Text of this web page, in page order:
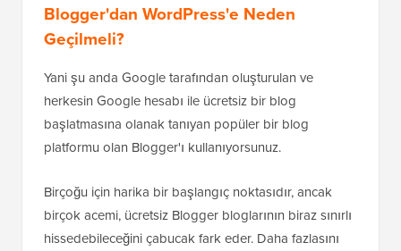
Blogger'dan WordPress'e Neden
Geçilmeli?
Yani şu anda Google tarafından oluşturulan ve
herkesin Google hesabı ile ücretsiz bir blog
başlatmasına olanak tanıyan popüler bir blog
platformu olan Blogger'ı kullanıyorsunuz.
Birçoğu için harika bir başlangıç noktasıdır, ancak
birçok acemi, ücretsiz Blogger bloglarının biraz sınırlı
hissedebileceğini çabucak fark eder. Daha fazlasını